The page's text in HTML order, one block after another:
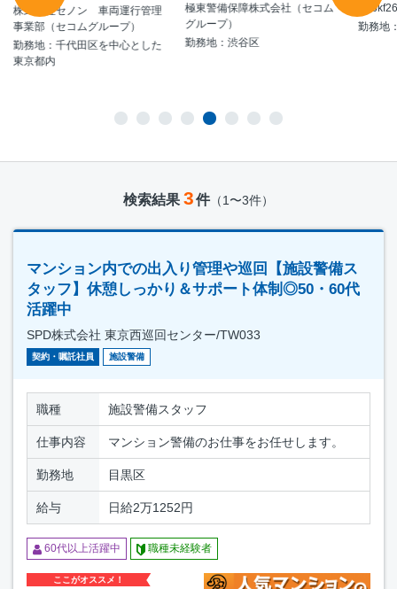
株式会社セノン 車両運行管理
事業部（セコムグループ）
勤務地：千代田区を中心とした
東京都内
極東警備保障株式会社（セコム
グループ）
勤務地：渋谷区
社/
勤務地
検索結果 3件（1〜3件）
マンション内での出入り管理や巡回【施設警備ス
タッフ】休憩しっかり＆サポート体制◎50・60代
活躍中
SPD株式会社 東京西巡回センター/TW033
契約・嘱託社員 施設警備
職種 施設警備スタッフ
仕事内容 マンション警備のお仕事をお任せします。
勤務地 目黒区
給与 日給2万1252円
60代以上活躍中 職種未経験者
ここがオススメ！